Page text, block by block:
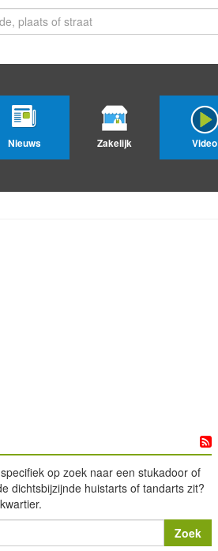
Nieuws Zakelijk Video
op zoek naar een stukadoor of
dichtsbijzijnde huistarts of tandarts zit?